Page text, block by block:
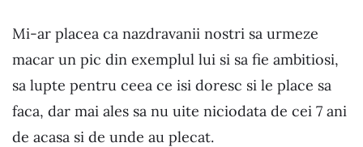
Mi-ar placea ca nazdravanii nostri sa urmeze
macar un pic din exemplul lui si sa fie ambitiosi,
sa lupte pentru ceea ce isi doresc si le place sa
faca, dar mai ales sa nu uite niciodata de cei 7 ani
de acasa si de unde au plecat.